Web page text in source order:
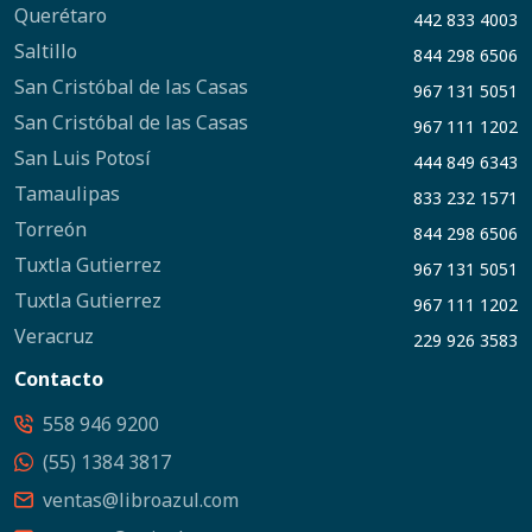
Querétaro 442 833 4003
Saltillo 844 298 6506
San Cristóbal de las Casas 967 131 5051
San Cristóbal de las Casas 967 111 1202
San Luis Potosí 444 849 6343
Tamaulipas 833 232 1571
Torreón 844 298 6506
Tuxtla Gutierrez 967 131 5051
Tuxtla Gutierrez 967 111 1202
Veracruz 229 926 3583
Contacto
558 946 9200
(55) 1384 3817
ventas@libroazul.com